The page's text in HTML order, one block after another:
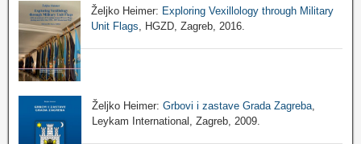
Željko Heimer: Exploring Vexillology through Military
Unit Flags , HGZD, Zagreb, 2016.
Željko Heimer: Grbovi i zastave Grada Zagreba
Leykam International, Zagreb, 2009.